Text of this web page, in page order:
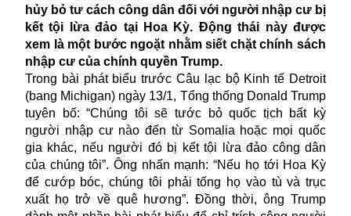
hủy bỏ tư cách công dân đối với người nhập cư bị
kết tội lừa đảo tại Hoa Kỳ. Động thái này được
xem là một bước ngoặt nhằm siết chặt chính sách
nhập cư của chính quyền Trump.
Trong bài phát biểu trước Câu lạc bộ Kinh tế Detroit
(bang Michigan) ngày 13/1, Tổng thống Donald Trump
tuyên bố: “Chúng tôi sẽ tước bỏ quốc tịch bất kỳ
người nhập cư nào đến từ Somalia hoặc mọi quốc
gia khác, nếu người đó bị kết tội lừa đảo công dân
của chúng tôi”. Ông nhấn mạnh: “Nếu họ tới Hoa Kỳ
để cướp bóc, chúng tôi phải tống họ vào tù và trục
xuất họ trở về quê hương”. Đồng thời, ông Trump